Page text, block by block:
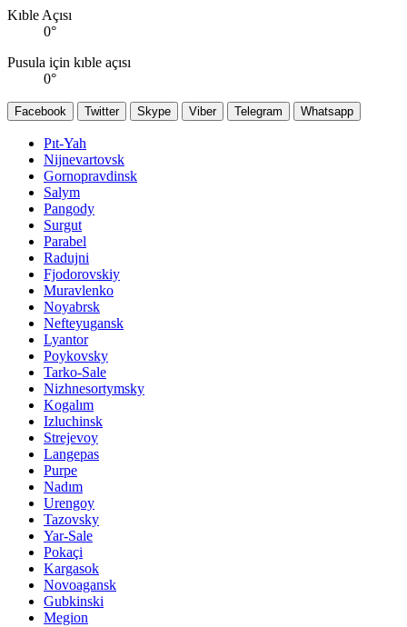
Kıble Açısı
0°
Pusula için kıble açısı
0°
Facebook Twitter Skype Viber Telegram Whatsapp
Pıt-Yah
Nijnevartovsk
Gornopravdinsk
Salym
Pangody
Surgut
Parabel
Radujni
Fjodorovskiy
Muravlenko
Noyabrsk
Nefteyugansk
Lyantor
Poykovsky
Tarko-Sale
Nizhnesortymsky
Kogalım
Izluchinsk
Strejevoy
Langepas
Purpe
Nadım
Urengoy
Tazovsky
Yar-Sale
Pokaçi
Kargasok
Novoagansk
Gubkinski
Megion